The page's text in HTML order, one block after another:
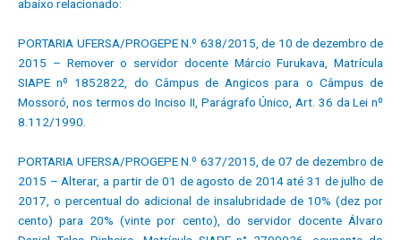
abaixo relacionado:
PORTARIA UFERSA/PROGEPE N.º 638/2015, de 10 de dezembro de
2015 – Remover o servidor docente Márcio Furukava, Matrícula
SIAPE nº 1852822, do Câmpus de Angicos para o Câmpus de
Mossoró, nos termos do Inciso II, Parágrafo Único, Art. 36 da Lei nº
8.112/1990.
PORTARIA UFERSA/PROGEPE N.º 637/2015, de 07 de dezembro de
2015 – Alterar, a partir de 01 de agosto de 2014 até 31 de julho de
2017, o percentual do adicional de insalubridade de 10% (dez por
cento) para 20% (vinte por cento), do servidor docente Álvaro